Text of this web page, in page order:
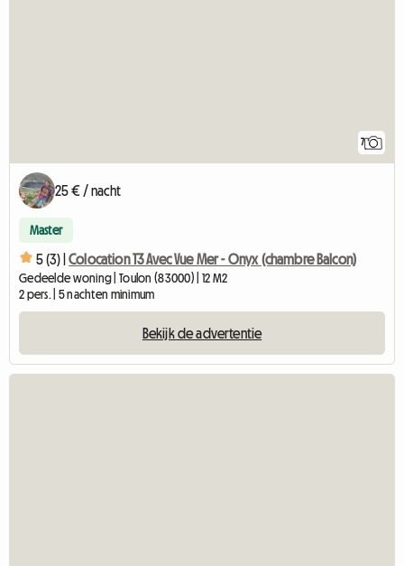
7
25 € / nacht
Master
5 (3) | Colocation T3 Avec Vue Mer - Onyx (chambre Balcon)
Gedeelde woning | Toulon (83000) | 12 M2
2 pers. | 5 nachten minimum
Bekijk de advertentie